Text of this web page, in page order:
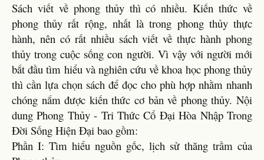
Sách viết về phong thủy thì có nhiều. Kiến thức về
phong thủy rất rộng, nhất là trong phong thủy thực
hành, nên có rất nhiều sách viết về thực hành phong
thủy trong cuộc sống con người. Vì vậy với người mới
bắt đầu tìm hiểu và nghiên cứu về khoa học phong thủy
thì cần lựa chọn sách để đọc cho phù hợp nhằm nhanh
chóng nắm được kiến thức cơ bản về phong thủy. Nội
dung Phong Thủy - Tri Thức Cổ Đại Hòa Nhập Trong
Đời Sống Hiện Đại bao gồm:
Phần I: Tìm hiểu nguồn gốc, lịch sử thăng trầm của